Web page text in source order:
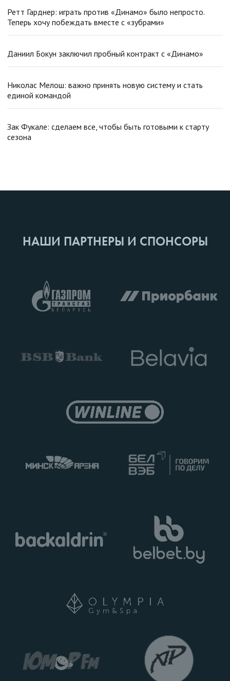
Ретт Гарднер: играть против «Динамо» было непросто.
Теперь хочу побеждать вместе с «зубрами»
Даниил Бокун заключил пробный контракт с «Динамо»
Николас Мелош: важно принять новую систему и стать
единой командой
Зак Фукале: сделаем все, чтобы быть готовыми к старту
сезона
НАШИ ПАРТНЕРЫ И СПОНСОРЫ